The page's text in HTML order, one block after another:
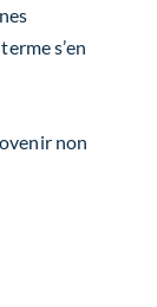
s’en
non